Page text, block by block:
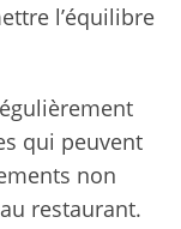
l’équilibre
qui peuvent
non
restaurant.